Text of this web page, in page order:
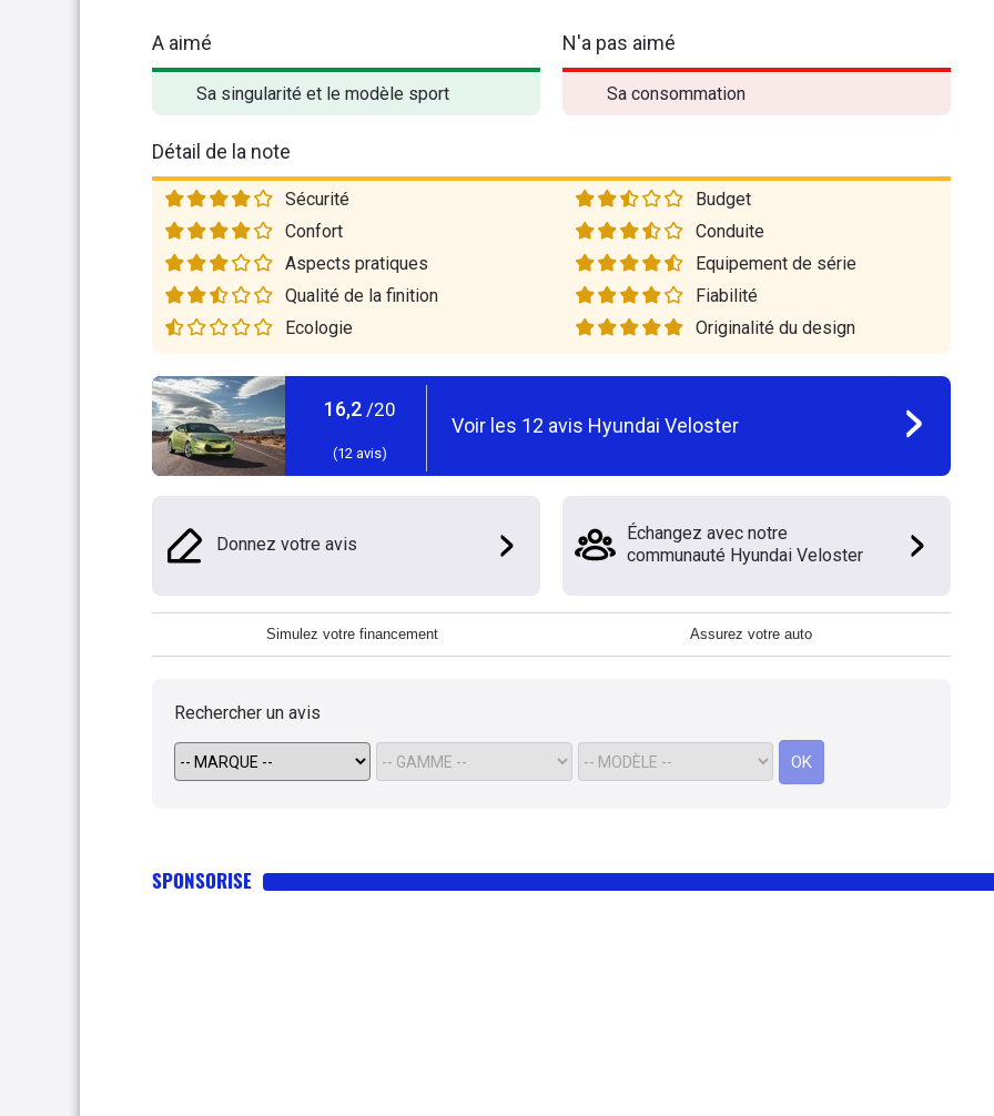
A aimé
Sa singularité et le modèle sport
N'a pas aimé
Sa consommation
Détail de la note
Sécurité
Budget
Confort
Conduite
Aspects pratiques
Equipement de série
Qualité de la finition
Fiabilité
Ecologie
Originalité du design
16,2 /20
(12 avis)
Voir les 12 avis Hyundai Veloster
Donnez votre avis
Échangez avec notre
communauté Hyundai Veloster
Simulez votre financement Assurez votre auto
Rechercher un avis
OK
SPONSORISE